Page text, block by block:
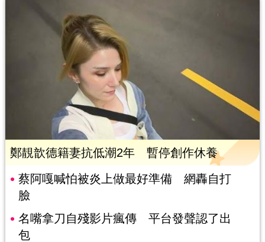
鄭靚歆德籍妻抗低潮2年 暫停創作休養
蔡阿嘎喊怕被炎上做最好準備 網轟自打
臉
名嘴拿刀自殘影片瘋傳 平台發聲認了出
包